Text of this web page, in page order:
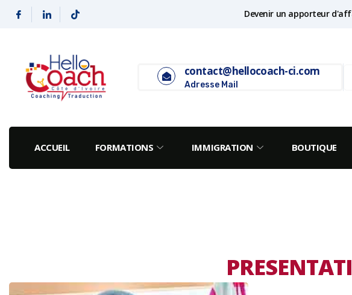
Devenir un apporteur
contact@hellocoach-ci.com
Adresse Mail
ACCUEIL FORMATIONS IMMIGRATION BOUTIQUE